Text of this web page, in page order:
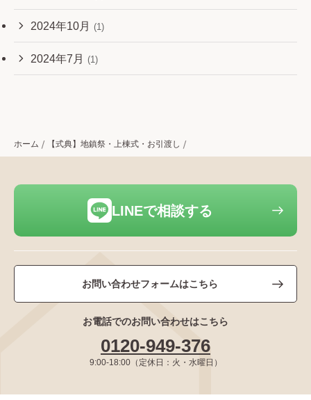
2024年10月 (1)
2024年7月 (1)
ホーム 【式典】地鎮祭・上棟式・お引渡し
LINEで相談する
お問い合わせフォームはこちら
お電話でのお問い合わせはこちら
0120-949-376
9:00-18:00（定休日：火・水曜日）